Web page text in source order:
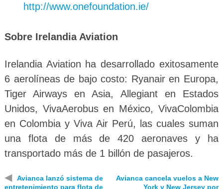
http://www.onefoundation.ie/
Sobre Irelandia Aviation
Irelandia Aviation ha desarrollado exitosamente
6 aerolíneas de bajo costo: Ryanair en Europa,
Tiger Airways en Asia, Allegiant en Estados
Unidos, VivaAerobus en México, VivaColombia
en Colombia y Viva Air Perú, las cuales suman
una flota de más de 420 aeronaves y ha
transportado más de 1 billón de pasajeros.
◀
Avianca lanzó sistema de
entretenimiento para flota de
Avianca cancela vuelos a New
York y New Jersey por